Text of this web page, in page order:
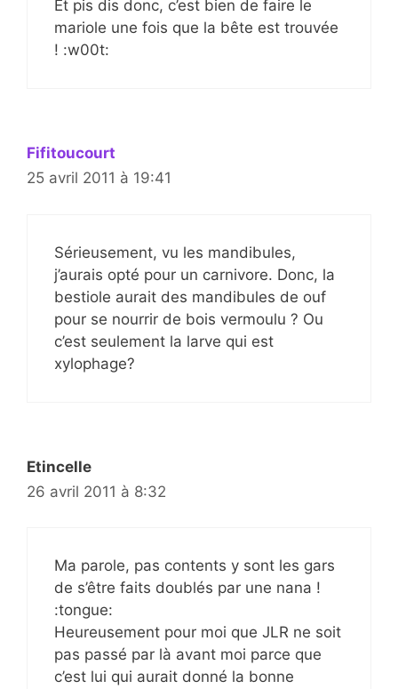
Et pis dis donc, c’est bien de faire le
mariole une fois que la bête est trouvée
! :w00t:
Fifitoucourt
25 avril 2011 à 19:41
Sérieusement, vu les mandibules,
j’aurais opté pour un carnivore. Donc, la
bestiole aurait des mandibules de ouf
pour se nourrir de bois vermoulu ? Ou
c’est seulement la larve qui est
xylophage?
Etincelle
26 avril 2011 à 8:32
Ma parole, pas contents y sont les gars
de s’être faits doublés par une nana !
:tongue:
Heureusement pour moi que JLR ne soit
pas passé par là avant moi parce que
c’est lui qui aurait donné la bonne